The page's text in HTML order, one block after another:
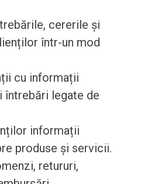
cererile și
într-un mod
cu informații
întrebări legate de
informații
produse și servicii.
retururi,